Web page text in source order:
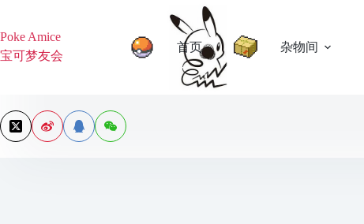
内
容
Poke Amice
宝可梦友会
首页 杂物间